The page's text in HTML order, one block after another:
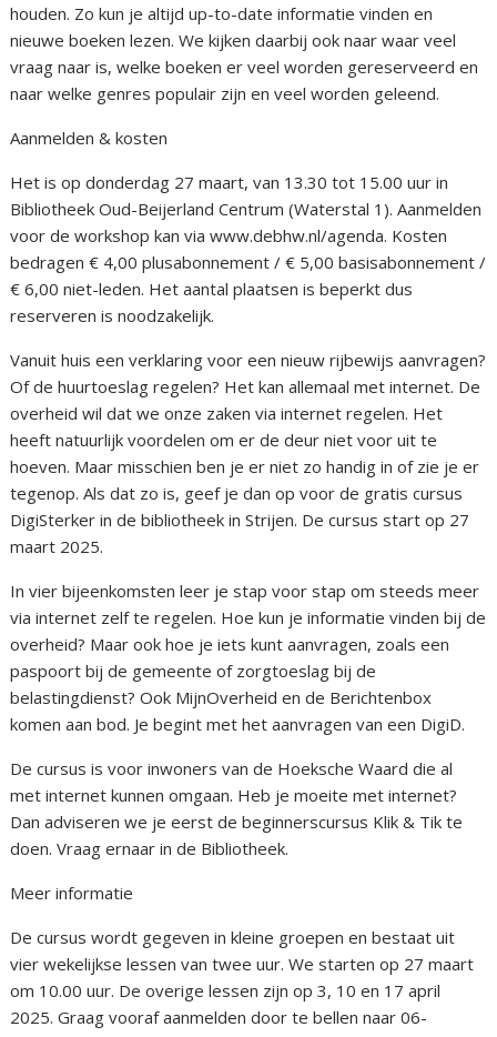
houden. Zo kun je altijd up-to-date informatie vinden en
nieuwe boeken lezen. We kijken daarbij ook naar waar veel
vraag naar is, welke boeken er veel worden gereserveerd en
naar welke genres populair zijn en veel worden geleend.
Aanmelden & kosten
Het is op donderdag 27 maart, van 13.30 tot 15.00 uur in
Bibliotheek Oud-Beijerland Centrum (Waterstal 1). Aanmelden
voor de workshop kan via www.debhw.nl/agenda. Kosten
bedragen € 4,00 plusabonnement / € 5,00 basisabonnement /
€ 6,00 niet-leden. Het aantal plaatsen is beperkt dus
reserveren is noodzakelijk.
Vanuit huis een verklaring voor een nieuw rijbewijs aanvragen?
Of de huurtoeslag regelen? Het kan allemaal met internet. De
overheid wil dat we onze zaken via internet regelen. Het
heeft natuurlijk voordelen om er de deur niet voor uit te
hoeven. Maar misschien ben je er niet zo handig in of zie je er
tegenop. Als dat zo is, geef je dan op voor de gratis cursus
DigiSterker in de bibliotheek in Strijen. De cursus start op 27
maart 2025.
In vier bijeenkomsten leer je stap voor stap om steeds meer
via internet zelf te regelen. Hoe kun je informatie vinden bij de
overheid? Maar ook hoe je iets kunt aanvragen, zoals een
paspoort bij de gemeente of zorgtoeslag bij de
belastingdienst? Ook MijnOverheid en de Berichtenbox
komen aan bod. Je begint met het aanvragen van een DigiD.
De cursus is voor inwoners van de Hoeksche Waard die al
met internet kunnen omgaan. Heb je moeite met internet?
Dan adviseren we je eerst de beginnerscursus Klik & Tik te
doen. Vraag ernaar in de Bibliotheek.
Meer informatie
De cursus wordt gegeven in kleine groepen en bestaat uit
vier wekelijkse lessen van twee uur. We starten op 27 maart
om 10.00 uur. De overige lessen zijn op 3, 10 en 17 april
2025. Graag vooraf aanmelden door te bellen naar 06-